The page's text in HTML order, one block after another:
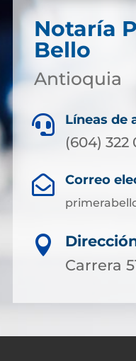
Notaría
Bello
Antioquia
 Líneas de
(604) 322
 Correo

Carrera